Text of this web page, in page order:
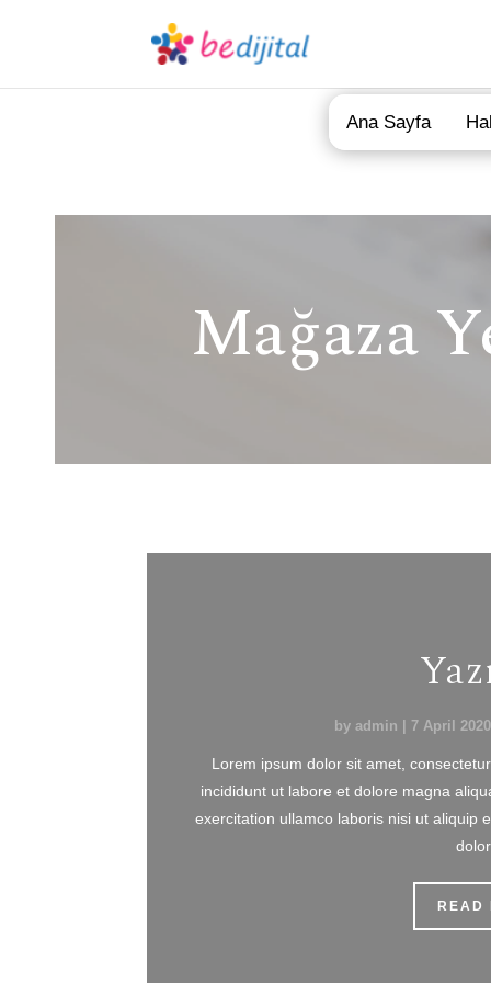
Ana Sayfa
Mağaza
by admin 7 April 2020
Lorem ipsum dolor sit amet,
incididunt ut labore et dolore magna
exercitation ullamco laboris nisi ut aliquip
READ